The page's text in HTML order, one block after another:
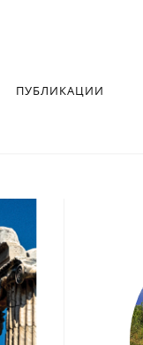
ПУБЛИКАЦИИ